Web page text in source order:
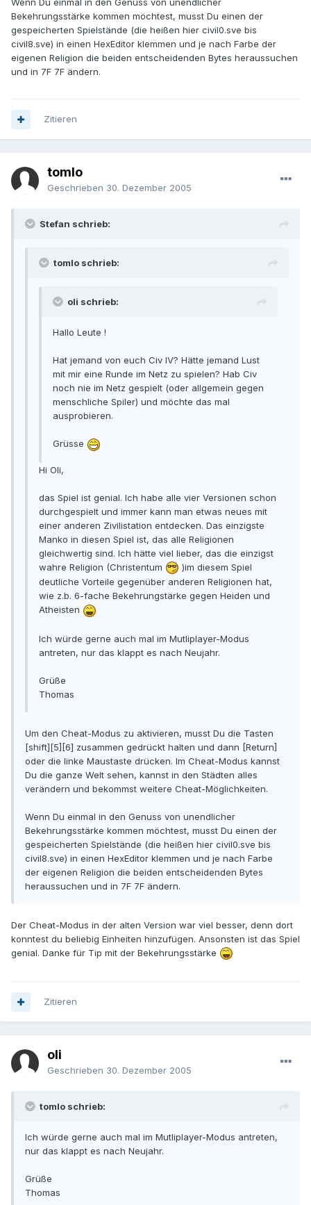
Bekehrungsstärke kommen möchtest, musst Du einen der
gespeicherten Spielstände (die heißen hier civil0.sve bis
civil8.sve) in einen HexEditor klemmen und je nach Farbe der
eigenen Religion die beiden entscheidenden Bytes heraussuchen
und in 7F 7F ändern.
Zitieren
tomlo
Geschrieben 30. Dezember 2005
Stefan schrieb:
tomlo schrieb:
oli schrieb:
Hallo Leute !
Hat jemand von euch Civ IV? Hätte jemand Lust
mit mir eine Runde im Netz zu spielen? Hab Civ
noch nie im Netz gespielt (oder allgemein gegen
menschliche Spiler) und möchte das mal
ausprobieren.
Grüsse
Hi Oli,
das Spiel ist genial. Ich habe alle vier Versionen schon
durchgespielt und immer kann man etwas neues mit
einer anderen Zivilistation entdecken. Das einzigste
Manko in diesen Spiel ist, das alle Religionen
gleichwertig sind. Ich hätte viel lieber, das die einzigst
wahre Religion (Christentum
)im diesem Spiel
deutliche Vorteile gegenüber anderen Religionen hat,
wie z.b. 6-fache Bekehrungstärke gegen Heiden und
Atheisten
Ich würde gerne auch mal im Mutliplayer-Modus
antreten, nur das klappt es nach Neujahr.
Grüße
Thomas
Um den Cheat-Modus zu aktivieren, musst Du die Tasten
[shift][5][6] zusammen gedrückt halten und dann [Return]
oder die linke Maustaste drücken. Im Cheat-Modus kannst
Du die ganze Welt sehen, kannst in den Städten alles
verändern und bekommst weitere Cheat-Möglichkeiten.
Wenn Du einmal in den Genuss von unendlicher
Bekehrungsstärke kommen möchtest, musst Du einen der
gespeicherten Spielstände (die heißen hier civil0.sve bis
civil8.sve) in einen HexEditor klemmen und je nach Farbe
der eigenen Religion die beiden entscheidenden Bytes
heraussuchen und in 7F 7F ändern.
Der Cheat-Modus in der alten Version war viel besser, denn dort
konntest du beliebig Einheiten hinzufügen. Ansonsten ist das Spiel
genial. Danke für Tip mit der Bekehrungsstärke
Zitieren
oli
Geschrieben 30. Dezember 2005
tomlo schrieb:
Ich würde gerne auch mal im Mutliplayer-Modus antreten,
nur das klappt es nach Neujahr.
Grüße
Thomas